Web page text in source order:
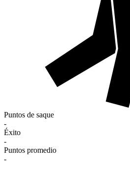
Puntos de saque
-
Éxito
-
Puntos promedio
-